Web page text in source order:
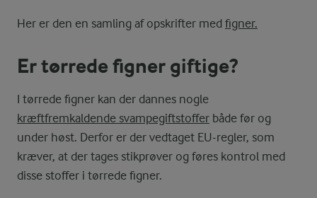
Her er den en samling af opskrifter med figner.
Er tørrede figner giftige?
I tørrede figner kan der dannes nogle
kræftfremkaldende svampegiftstoffer både før og
under høst. Derfor er der vedtaget EU-regler, som
kræver, at der tages stikprøver og føres kontrol med
disse stoffer i tørrede figner.